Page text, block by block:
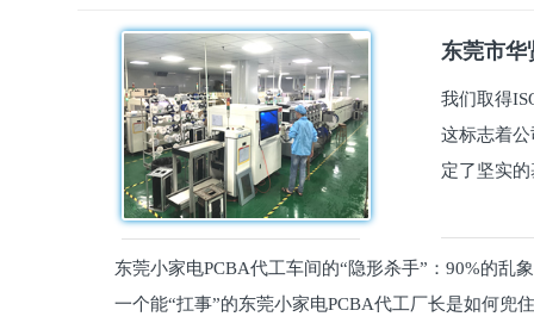
东莞市华
我们取得
这标志着
定了坚实
东莞小家电PCBA代工车间的“隐形杀手”：90%的乱
员工一个能“扛事”的东莞小家电PCBA代工厂长是如何兜